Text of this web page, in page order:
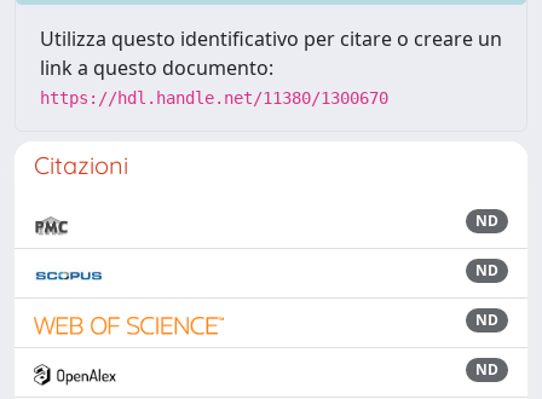
Utilizza questo identificativo per citare o creare un
link a questo documento:
https://hdl.handle.net/11380/1300670
Citazioni
ND
ND
ND
ND